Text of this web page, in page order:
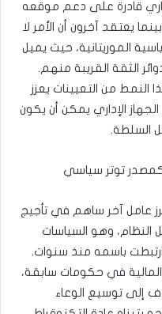
قادرة على دعم موقعه
يعتقد آخرون أن الأمر لا
الموريتانية، حيث يميل
الثقة القريبة منهم.
النمط من التعيينات يعزز
الإداري يمكن أن يكون
السلطة.
كمصدر توتر سياسي
عامل آخر ساهم في تأجيج
النظام، وهو السياسات
ارتبطت باسمه منذ سنوات.
في حكومات سابقة،
إلى توسيع الوعاء